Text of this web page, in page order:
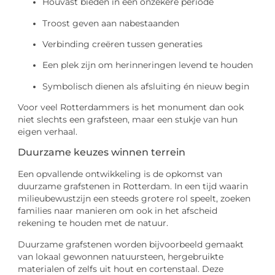
Troost geven aan nabestaanden
Verbinding creëren tussen generaties
Een plek zijn om herinneringen levend te houden
Symbolisch dienen als afsluiting én nieuw begin
Voor veel Rotterdammers is het monument dan ook
niet slechts een grafsteen, maar een stukje van hun
eigen verhaal.
Duurzame keuzes winnen terrein
Een opvallende ontwikkeling is de opkomst van
duurzame grafstenen in Rotterdam. In een tijd waarin
milieubewustzijn een steeds grotere rol speelt, zoeken
families naar manieren om ook in het afscheid
rekening te houden met de natuur.
Duurzame grafstenen worden bijvoorbeeld gemaakt
van lokaal gewonnen natuursteen, hergebruikte
materialen of zelfs uit hout en cortenstaal. Deze